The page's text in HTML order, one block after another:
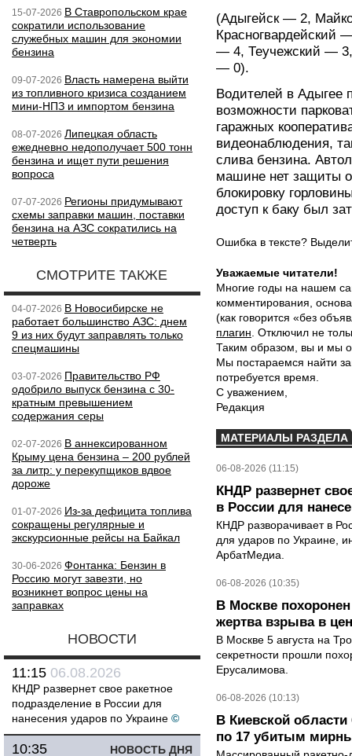
15-07-2026 В Ставропольском крае
сократили использование
служебных машин для экономии
бензина
09-07-2026 Власть намерена выйти
из топливного кризиса созданием
мини-НПЗ и импортом бензина
08-07-2026 Липецкая область
ежедневно недополучает 500 тонн
бензина и ищет пути решения
вопроса
07-07-2026 Регионы придумывают
схемы заправки машин, поставки
бензина на АЗС сократились на
четверть
СМОТРИТЕ ТАКЖЕ
04-07-2026 В Новосибирске не
работает большинство АЗС: днем
9 из них будут заправлять только
спецмашины
03-07-2026 Правительство РФ
одобрило выпуск бензина с 30-
кратным превышением
содержания серы
02-07-2026 В аннексированном
Крыму цена бензина – 200 рублей
за литр: у перекупщиков вдвое
дороже
01-07-2026 Из-за дефицита топлива
сокращены регулярные и
экскурсионные рейсы на Байкал
30-06-2026 Фонтанка: Бензин в
Россию могут завезти, но
возникнет вопрос цены на
заправках
НОВОСТИ
11:15 06.08.2026
КНДР развернет свое ракетное
подразделение в России для
нанесения ударов по Украине ©
НОВОСТЬ ДНЯ
10:35
(Адыгейск — 2,
Красногвардейский
— 4, Теучежский —
— 0).
Водителей в Адыгее
возможности
гаражных
видеонаблюдения,
слива бензина.
машине нет защиты
блокировку
доступ к баку был
Ошибка в тексте?
Уважаемые читатели!
Многие годы на нашем
комментирования,
(как говорится «без
плагин . Отключил не
Таким образом, вы и мы
Мы постараемся найти
потребуется время.
С уважением,
Редакция
МАТЕРИАЛЫ РАЗДЕЛА
06-08-2026 (11:15)
КНДР развернет
в России для
КНДР разворачивает в
для ударов по Украине,
АрбатМедиа.
06-08-2026 (10:35)
В Москве
жертва взрыва в
В Москве 5 августа на
секретности прошли
Ерусалимова.
06-08-2026 (10:13)
В Киевской
по 17 убитым